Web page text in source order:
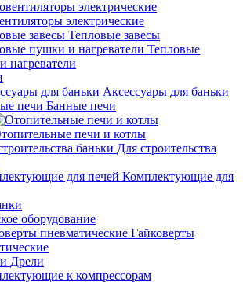
электрические
Тепловые завесы
Тепловые
нагреватели
Аксессуары для баньки
Банные печи
печи и котлы
Для строительства
Комплектующие для
оборудование
Гайковерты
Дрели